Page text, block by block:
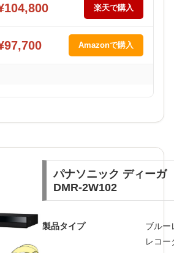
楽天で購入
Amazonで購入
パナソニック ディーガ
DMR-2W102
製品タイプ
ブルー
レコー